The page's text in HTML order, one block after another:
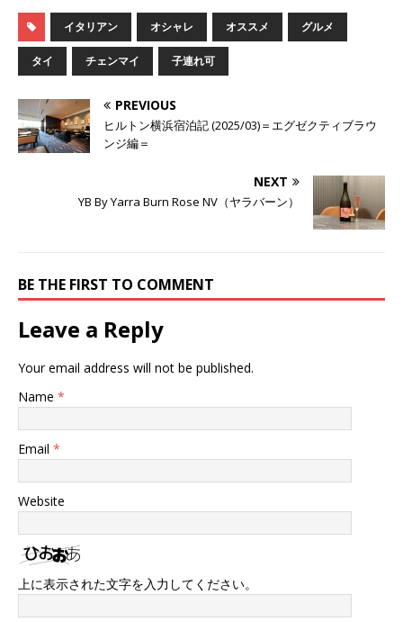
イタリアン オシャレ オススメ グルメ
タイ チェンマイ 子連れ可
PREVIOUS
ヒルトン横浜宿泊記 (2025/03)＝エグゼクティブラウ
ンジ編＝
NEXT
YB By Yarra Burn Rose NV（ヤラバーン）
BE THE FIRST TO COMMENT
Leave a Reply
Your email address will not be published.
Name *
Email *
Website
上に表示された文字を入力してください。